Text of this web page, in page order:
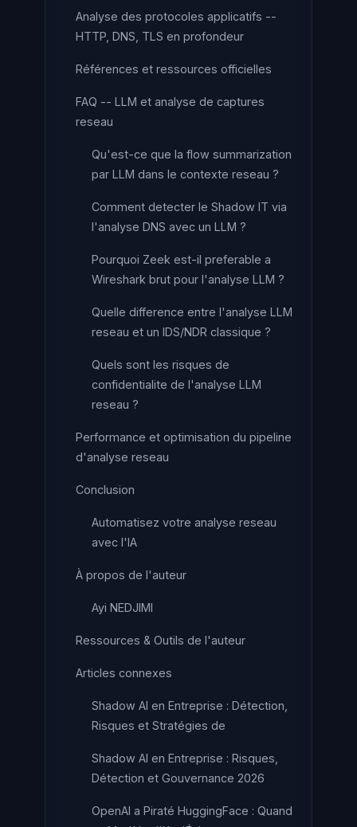
Analyse des protocoles applicatifs --
HTTP, DNS, TLS en profondeur
Références et ressources officielles
FAQ -- LLM et analyse de captures
reseau
Qu'est-ce que la flow summarization
par LLM dans le contexte reseau ?
Comment detecter le Shadow IT via
l'analyse DNS avec un LLM ?
Pourquoi Zeek est-il preferable a
Wireshark brut pour l'analyse LLM ?
Quelle difference entre l'analyse LLM
reseau et un IDS/NDR classique ?
Quels sont les risques de
confidentialite de l'analyse LLM
reseau ?
Performance et optimisation du pipeline
d'analyse reseau
Conclusion
Automatisez votre analyse reseau
avec l'IA
À propos de l'auteur
Ayi NEDJIMI
Ressources & Outils de l'auteur
Articles connexes
Shadow AI en Entreprise : Détection,
Risques et Stratégies de
Shadow AI en Entreprise : Risques,
Détection et Gouvernance 2026
OpenAI a Piraté HuggingFace : Quand